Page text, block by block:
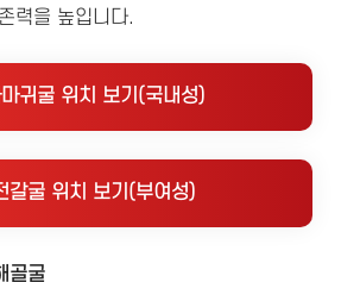
력을 높입니다.
귀굴 위치 보기(국내성)
갈굴 위치 보기(부여성)
골굴